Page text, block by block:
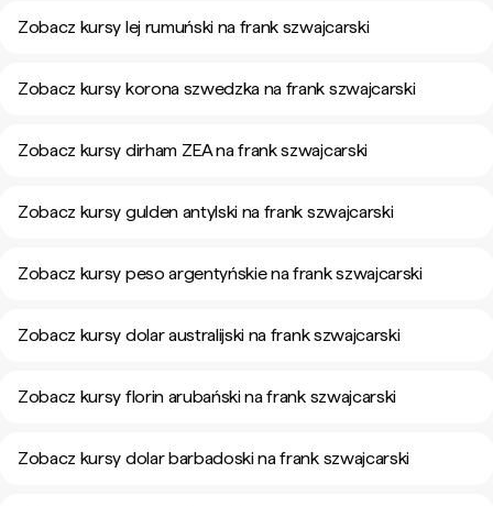
Zobacz kursy lej rumuński na frank szwajcarski
Zobacz kursy korona szwedzka na frank szwajcarski
Zobacz kursy dirham ZEA na frank szwajcarski
Zobacz kursy gulden antylski na frank szwajcarski
Zobacz kursy peso argentyńskie na frank szwajcarski
Zobacz kursy dolar australijski na frank szwajcarski
Zobacz kursy florin arubański na frank szwajcarski
Zobacz kursy dolar barbadoski na frank szwajcarski